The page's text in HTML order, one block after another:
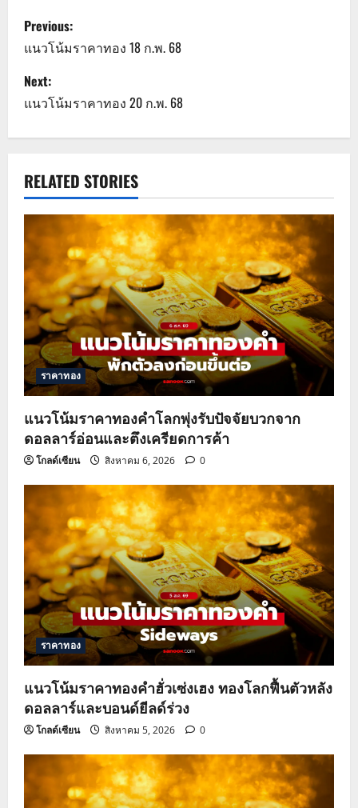
P
o
s
t
a
v
i
g
a
t
i
o
n
Previous:
แนวโน้มราคาทอง 18 ก.พ. 68
Next:
แนวโน้มราคาทอง 20 ก.พ. 68
RELATED STORIES
ราคาทอง
แนวโน้มราคาทองคำโลกพุ่งรับปัจจัยบวกจาก
ดอลลาร์อ่อนและตึงเครียดการค้า
โกลด์เซียน สิงหาคม 6, 2026 0
ราคาทอง
แนวโน้มราคาทองคำฮั่วเซ่งเฮง ทองโลกฟื้นตัวหลัง
ดอลลาร์และบอนด์ยีลด์ร่วง
โกลด์เซียน สิงหาคม 5, 2026 0